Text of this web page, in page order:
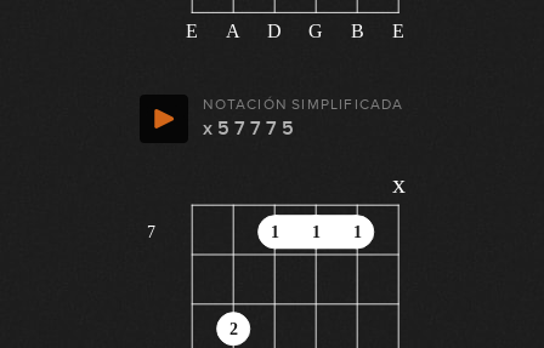
E A D G B E
NOTACIÓN SIMPLIFICADA
x 5 7 7 7 5
7 1 1 1
2
x